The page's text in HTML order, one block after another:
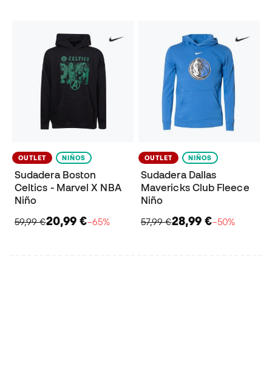
OUTLET NIÑOS
Sudadera Boston
Celtics - Marvel X NBA
Niño
59,99 €20,99 €−65%
OUTLET NIÑOS
Sudadera Dallas
Mavericks Club Fleece
Niño
57,99 €28,99 €−50%